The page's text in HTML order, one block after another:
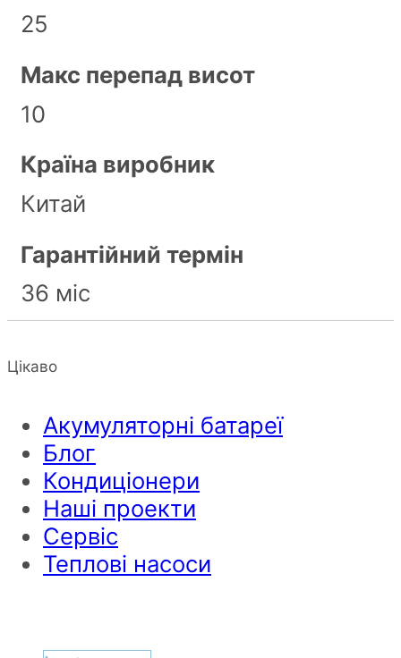
25
Макс перепад висот
10
Країна виробник
Китай
Гарантійний термін
36 міс
Цікаво
Акумуляторні батареї
Блог
Кондиціонери
Наші проекти
Сервіс
Теплові насоси